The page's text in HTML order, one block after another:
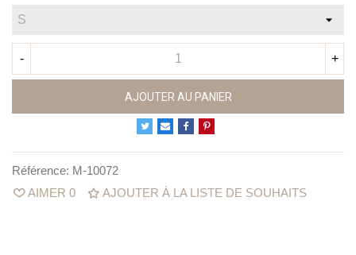
- +
AJOUTER AU PANIER
Référence: M-10072
AIMER 0 AJOUTER À LA LISTE DE SOUHAITS